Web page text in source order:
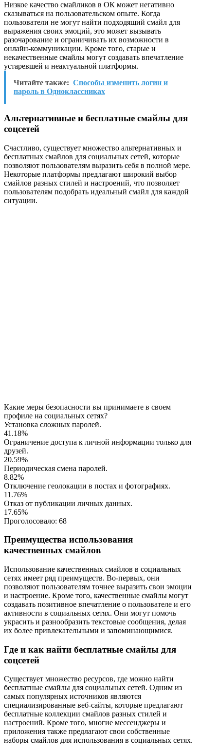
Низкое качество смайликов в ОК может негативно
сказываться на пользовательском опыте. Когда
пользователи не могут найти подходящий смайл для
выражения своих эмоций, это может вызывать
разочарование и ограничивать их возможности в
онлайн-коммуникации. Кроме того, старые и
некачественные смайлы могут создавать впечатление
устаревшей и неактуальной платформы.
Читайте также: Способы изменить логин и
пароль в Одноклассниках
Альтернативные и бесплатные смайлы для
соцсетей
Счастливо, существует множество альтернативных и
бесплатных смайлов для социальных сетей, которые
позволяют пользователям выразить себя в полной мере.
Некоторые платформы предлагают широкий выбор
смайлов разных стилей и настроений, что позволяет
пользователям подобрать идеальный смайл для каждой
ситуации.
Какие меры безопасности вы принимаете в своем
профиле на социальных сетях?
Установка сложных паролей.
41.18%
Ограничение доступа к личной информации только для
друзей.
20.59%
Периодическая смена паролей.
8.82%
Отключение геолокации в постах и фотографиях.
11.76%
Отказ от публикации личных данных.
17.65%
Проголосовало: 68
Преимущества использования
качественных смайлов
Использование качественных смайлов в социальных
сетях имеет ряд преимуществ. Во-первых, они
позволяют пользователям точнее выразить свои эмоции
и настроение. Кроме того, качественные смайлы могут
создавать позитивное впечатление о пользователе и его
активности в социальных сетях. Они могут помочь
украсить и разнообразить текстовые сообщения, делая
их более привлекательными и запоминающимися.
Где и как найти бесплатные смайлы для
соцсетей
Существует множество ресурсов, где можно найти
бесплатные смайлы для социальных сетей. Одним из
самых популярных источников являются
специализированные веб-сайты, которые предлагают
бесплатные коллекции смайлов разных стилей и
настроений. Кроме того, многие мессенджеры и
приложения также предлагают свои собственные
наборы смайлов для использования в социальных сетях.